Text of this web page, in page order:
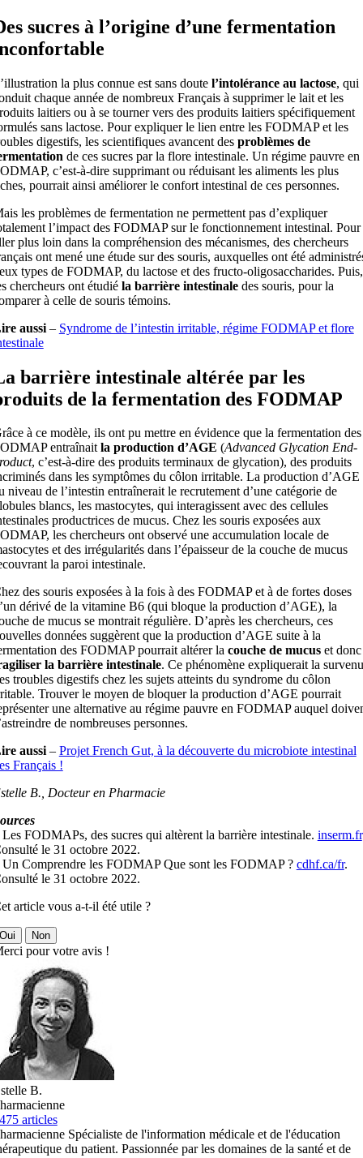
sucres à l’origine d’une fermentation
la plus connue est sans doute l’intolérance au lactose, qui
chaque année de nombreux Français à supprimer le lait et les
laitiers ou à se tourner vers des produits laitiers spécifiquement
sans lactose. Pour expliquer le lien entre les FODMAP et les
digestifs, les scientifiques avancent des problèmes de
de ces sucres par la flore intestinale. Un régime pauvre en
c’est-à-dire supprimant ou réduisant les aliments les plus
pourrait ainsi améliorer le confort intestinal de ces personnes.
les problèmes de fermentation ne permettent pas d’expliquer
l’impact des FODMAP sur le fonctionnement intestinal. Pour
plus loin dans la compréhension des mécanismes, des chercheurs
ont mené une étude sur des souris, auxquelles ont été
types de FODMAP, du lactose et des fructo-oligosaccharides. Puis,
chercheurs ont étudié la barrière intestinaledes souris, pour la
à celle de souris témoins.
aussi– Syndrome de l’intestin irritable, régime FODMAP et flore
barrière intestinale altérée par les
de la fermentation des FODMAP
à ce modèle, ils ont pu mettre en évidence que la fermentation des
entraînaitla production d’AGE (Advanced Glycation End-
, c’est-à-dire des produits terminaux de glycation), des produits
dans les symptômes du côlon irritable. La production d’AGE
niveau de l’intestin entraînerait le recrutement d’une catégorie de
blancs, les mastocytes, qui interagissent avec des cellules
productrices de mucus. Chez les souris exposées aux
les chercheurs ont observé une accumulation locale de
et des irrégularités dans l’épaisseur de la couche de mucus
la paroi intestinale.
des souris exposées à la fois à des FODMAP et à de fortes doses
dérivé de la vitamine B6 (qui bloque la production d’AGE), la
de mucus se montrait régulière. D’après les chercheurs, ces
données suggèrent que la production d’AGE suite à la
des FODMAP pourrait altérer la couche de mucuset donc
la barrière intestinale. Ce phénomène expliquerait la
troubles digestifs chez les sujets atteints du syndrome du côlon
Trouver le moyen de bloquer la production d’AGE pourrait
une alternative au régime pauvre en FODMAP auquel
de nombreuses personnes.
aussi– Projet French Gut, à la découverte du microbiote intestinal
Français !
B., Docteur en Pharmacie
FODMAPs, des sucres qui altèrent la barrière intestinale. inserm.fr
le 31 octobre 2022.
Un Comprendre les FODMAP Que sont les FODMAP ? cdhf.ca/fr.
le 31 octobre 2022.
article vous a-t-il été utile ?
Non
pour votre avis !
B.
articles
Spécialiste de l'information médicale et de l'éducation
du patient. Passionnée par les domaines de la santé et de